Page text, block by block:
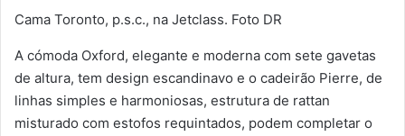
Cama Toronto, p.s.c., na Jetclass. Foto DR
A cómoda Oxford, elegante e moderna com sete gavetas
de altura, tem design escandinavo e o cadeirão Pierre, de
linhas simples e harmoniosas, estrutura de rattan
misturado com estofos requintados, podem completar o